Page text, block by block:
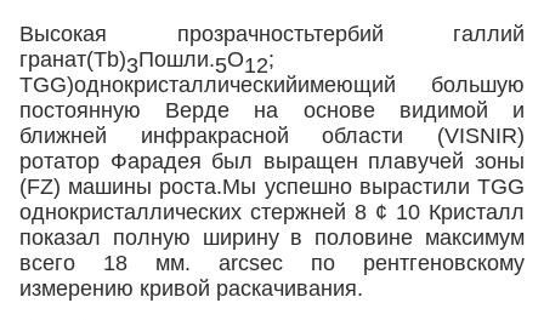
Высокая прозрачностьтербий
галлий
гранат(Tb)3Пошли.5О12;
TGG)однокристаллическийимеющий большую
постоянную Верде на основе видимой и
ближней инфракрасной области (VISNIR)
ротатор Фарадея был выращен плавучей зоны
(FZ) машины роста.Мы успешно вырастили TGG
однокристаллических стержней 8 ¢ 10 Кристалл
показал полную ширину в половине максимум
всего 18 мм.
arcsec по рентгеновскому
измерению кривой раскачивания.